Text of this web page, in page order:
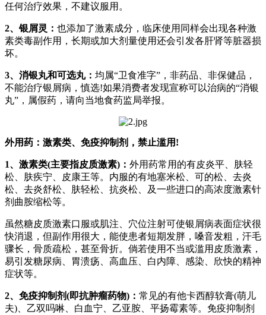
任何治疗效果，不建议服用。
2、银屑灵： 也添加了激素成分，临床使用同样会出现各种激
素类毒副作用，长期或加大剂量使用还会引发各肝肾等脏器损
坏。
3、消银丸和可选丸： 均属“卫食准字”，非药品、非保健品，
不能治疗银屑病，慎选!如果消费者发现宣称可以治病的“消银
丸”，属假药，请向当地食药监局举报。
外用药：激素类、免疫抑制剂，禁止滥用!
1、激素类(主要指皮质激素)： 外用药常用的有皮炎平、肤轻
松、肤疾宁、皮康王等。内服的有地塞米松、可的松、去炎
松、去炎舒松、肤轻松、抗炎松、及一些进口的高浓度激素针
剂曲胺缩松等。
虽然糖皮质激素口服或肌注、穴位注射可使银屑病表面症状很
快消退，但副作用很大，能使患者短期发胖，嗓音发粗，汗毛
骤长，骨质疏松，甚至骨折。倘若使用不当或滥用皮质激素，
易引发糖尿病、胃溃疡、高血压、白内障、感染、欣快的精神
症状等。
2、免疫抑制剂(即抗肿瘤药物)： 常见的有他卡西醇软膏(萌儿
夫)、乙双吗啉、白血宁、乙亚胺、平扬霉素等。免疫抑制剂